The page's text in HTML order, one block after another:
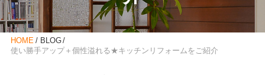
HOME
BLOG
使い勝手アップ＋個性溢れる★キッチンリフォームをご紹介